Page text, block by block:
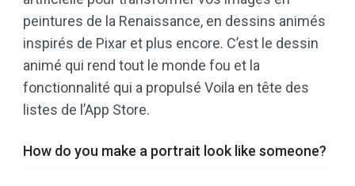
peintures de la Renaissance, en dessins animés
inspirés de Pixar et plus encore. C’est le dessin
animé qui rend tout le monde fou et la
fonctionnalité qui a propulsé Voila en tête des
listes de l’App Store.
How do you make a portrait look like someone?